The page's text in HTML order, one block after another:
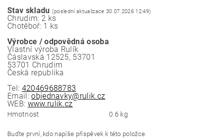
Stav skladu (poslední aktualizace 30.07.2026 12:49)
Chrudim: 2 ks
Chotěboř: 1 ks
Výrobce / odpovědná osoba
Vlastní výroba Rulík
Čáslavská 12525, 53701
53701 Chrudim
Česká republika
Tel: 420469688783
Email:objednavky@rulik.cz
WEB: www.rulik.cz
Hmotnost 0.6 kg
Buďte první, kdo napíše příspěvek k této položce.